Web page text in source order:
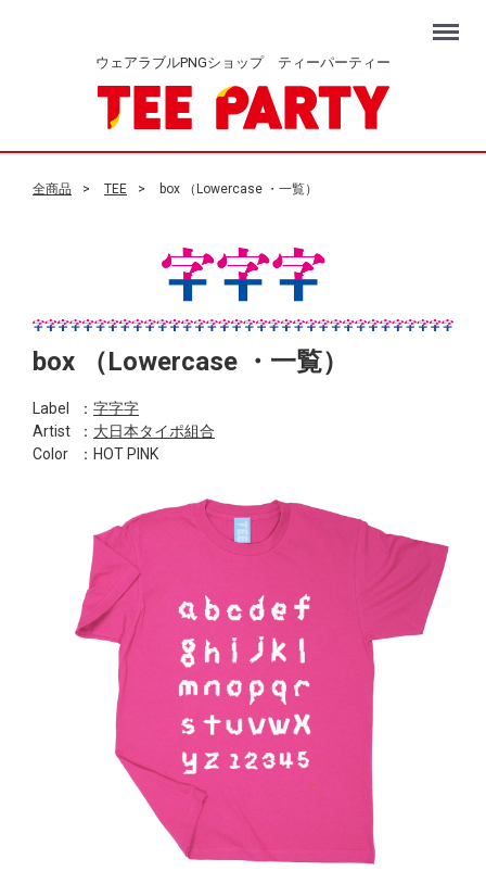
ウェアラブルPNGショップ ティーパーティー
Menu
全商品 TEE box （Lowercase ・一覧）
box （Lowercase ・一覧）
Label ： 字字字
Artist
： 大日本タイポ組合
Color
：HOT PINK